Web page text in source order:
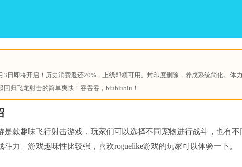
3日即将开启！历史消费返还20%，上线即领可用。封印度删除，养成系统简化。体
回归飞龙射击的简单爽快！吞吞吞，biubiubiu！
是款趣味飞行射击游戏，玩家们可以选择不同宠物进行战斗，也有不
斗力，游戏趣味性比较强，喜欢roguelike游戏的玩家可以体验一下。